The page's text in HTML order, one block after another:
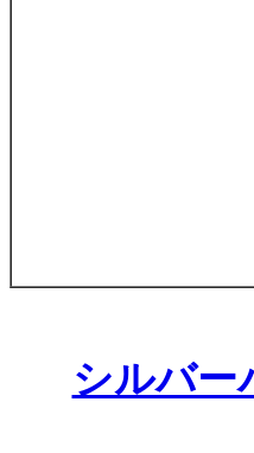
シルバ